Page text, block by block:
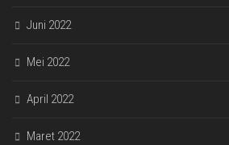
Juni 2022
Mei 2022
April 2022
Maret 2022